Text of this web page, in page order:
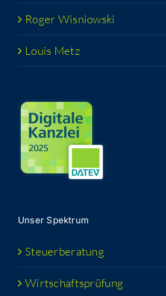
Roger Wis­niow­ski
Lou­is Metz
Unser Spek­trum
Steu­er­be­ra­tung
Wirt­schafts­prü­fung